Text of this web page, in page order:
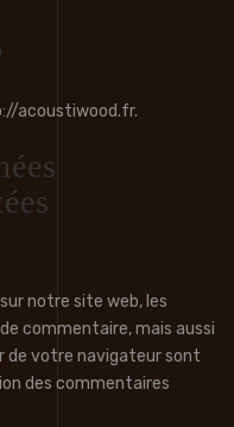
acoustiwood.fr.
notre site web, les
commentaire, mais aussi
de votre navigateur sont
des commentaires